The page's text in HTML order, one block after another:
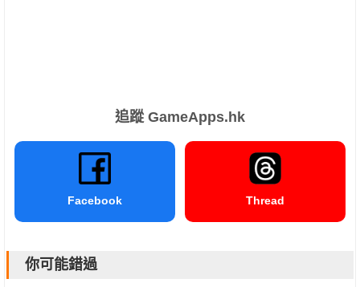
追蹤 GameApps.hk
Facebook Thread
你可能錯過